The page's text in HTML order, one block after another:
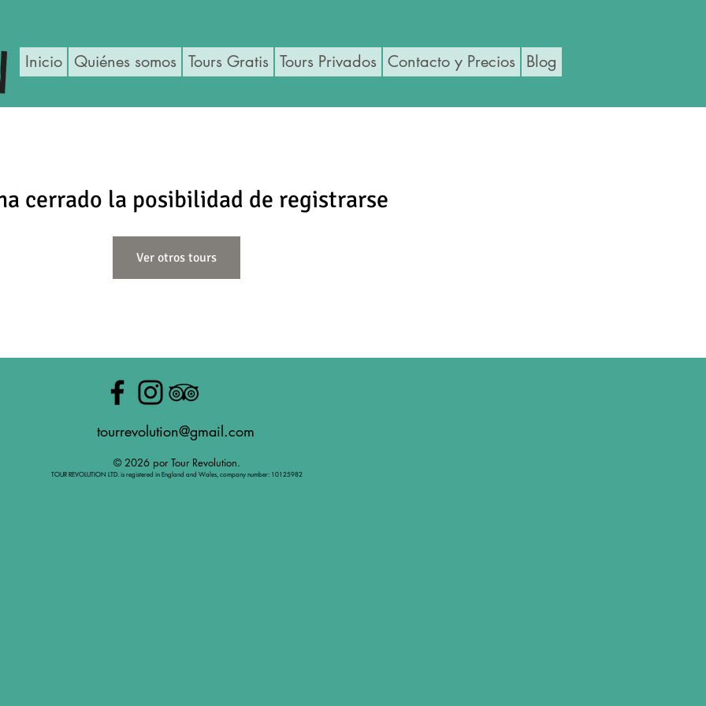
Inicio Quiénes somos Tours Gratis Tours Privados Contacto y Precios Blog
cerrado la posibilidad de registrarse
Ver otros tours
tourrevolution@gmail.com
© 2026 por Tour Revolution.
TOUR REVOLUTION LTD. is registered in England and Wales, company number: 10125982